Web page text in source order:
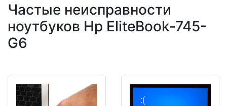
Частые неисправности
ноутбуков Hp EliteBook-745-
G6